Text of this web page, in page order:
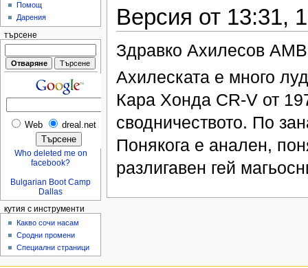
Версия от 13:31,
Здравко Ахилесов
Ахилеската е много
Кара Хонда CR-V от
сводничеството. По
Понякога е анален,
разлигавен гей
Помощ
Дарения
търсене
Web dreal.net
Who deleted me on
facebook?
Bulgarian Boot Camp
Dallas
кутия с инструменти
Какво сочи насам
Сродни промени
Специални страници